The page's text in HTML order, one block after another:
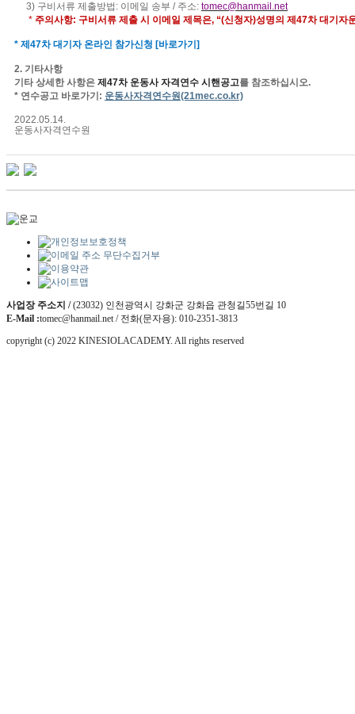
3) 구비서류 제출방법 : 이메일 송부 / 주소: tomec@hanmail.net
* 주의사항: 구비서류 제출 시 이메일 제목은, “(신청자)성명의 제 47차 대기자
* 제 47차 대기자 온라인 참가신청 [바로가기 ]
2. 기타사항
기타 상세한 사항은 제 47차 운동사 자격연수 시핸공고를 참조하십시오.
* 연수공고 바로가기 : 운동사자격연수원(21mec.co.kr)
2022.05.14.
운동사자격연수원
사업장 주소지 /(23032) 인천광역시 강화군 강화읍 관청길55번길 10
E-Mail :tomec@hanmail.net / 전화(문자용): 010-2351-3813
copyright (c) 2022 KINESIOLACADEMY. All rights reserved